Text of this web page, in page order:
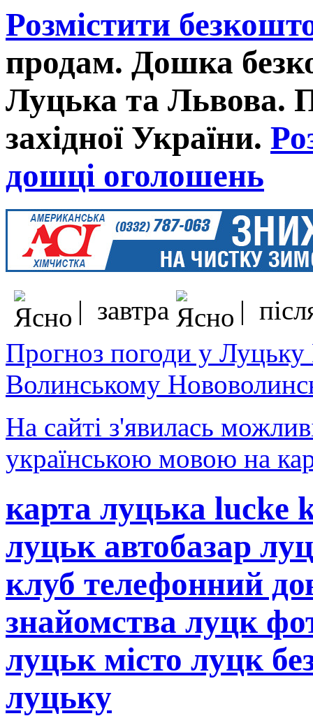
Розмістити
продам. Дошка
Луцька та Львова.
західної України.
дошці оголошень
| завтра
|
Прогноз погоди у
Волинському
На сайті з'явилась
українською мовою на
карта луцька lucke
луцьк автобазар
клуб телефонний
знайомства луцк
луцьк місто луцк
луцьку